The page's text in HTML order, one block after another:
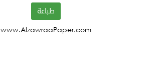
طباعة
www.AlzawraaPaper.com